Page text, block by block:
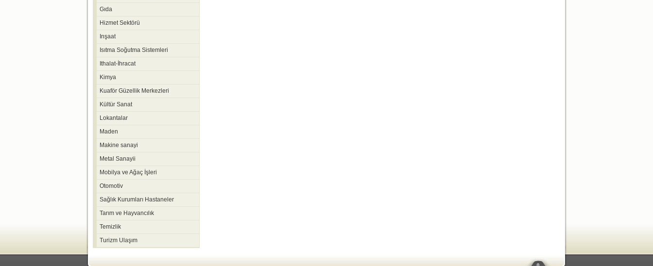
Gıda
Hizmet Sektörü
Inşaat
Isıtma Soğutma Sistemleri
Ithalat-İhracat
Kimya
Kuaför Güzellik Merkezleri
Kültür Sanat
Lokantalar
Maden
Makine sanayi
Metal Sanayii
Mobilya ve Ağaç İşleri
Otomotiv
Sağlık Kurumları Hastaneler
Tarım ve Hayvancılık
Temizlik
Turizm Ulaşım